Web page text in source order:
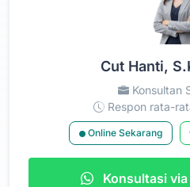
Cut Hanti,
Konsultan
Respon rata-
Online Sekarang
Konsultasi